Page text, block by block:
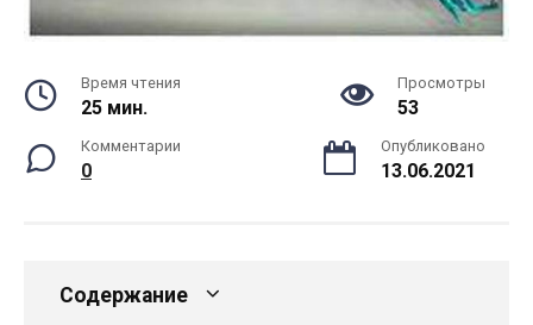
Время чтения
25 мин.
Просмотры
53
Комментарии
0
Опубликовано
13.06.2021
Содержание